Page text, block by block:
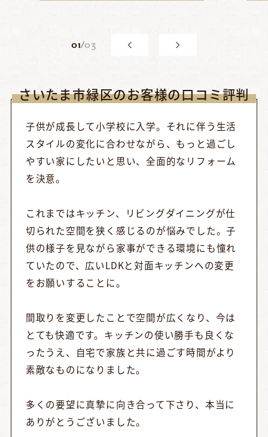
01/03
さいたま市緑区のお客様の口コミ評判
子供が成長して小学校に入学。それに伴う生活
スタイルの変化に合わせながら、もっと過ごし
やすい家にしたいと思い、全面的なリフォーム
を決意。
これまではキッチン、リビングダイニングが仕
切られた空間を狭く感じるのが悩みでした。子
供の様子を見ながら家事ができる環境にも憧れ
ていたので、広いLDKと対面キッチンへの変更
をお願いすることに。
間取りを変更したことで空間が広くなり、今は
とても快適です。キッチンの使い勝手も良くな
ったうえ、自宅で家族と共に過ごす時間がより
素敵なものになりました。
多くの要望に真摯に向き合って下さり、本当に
ありがとうございました。